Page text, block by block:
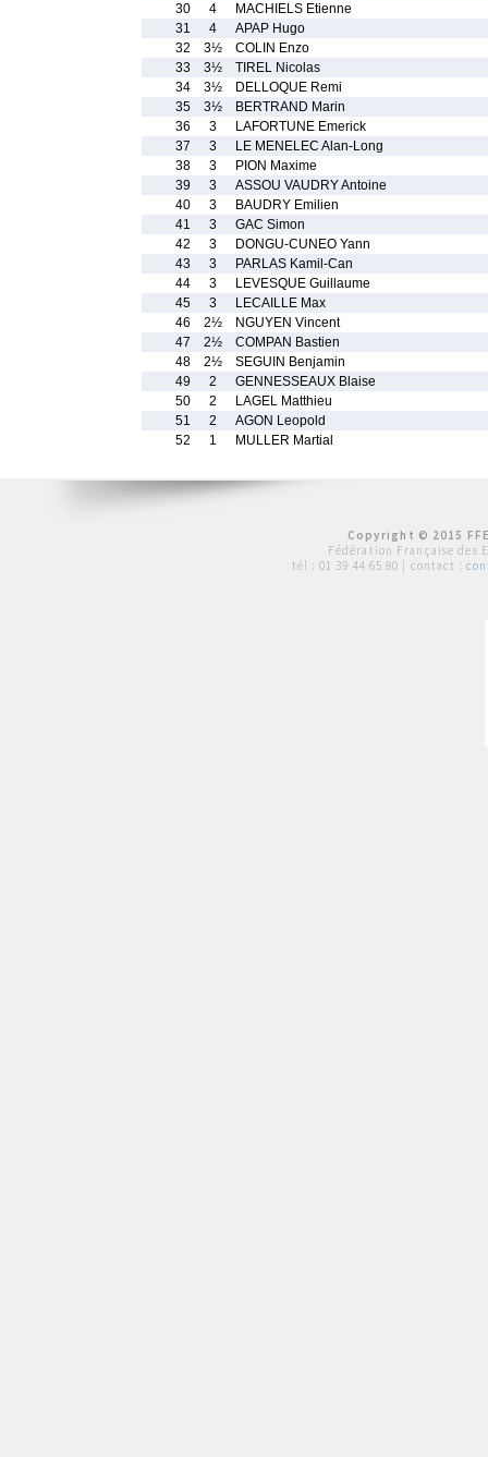
30
4
MACHIELS Etienne
31
4
APAP Hugo
32
3½
COLIN Enzo
33
3½
TIREL Nicolas
34
3½
DELLOQUE Remi
35
3½
BERTRAND Marin
36
3
LAFORTUNE Emerick
37
3
LE MENELEC Alan-Long
38
3
PION Maxime
39
3
ASSOU VAUDRY Antoine
40
3
BAUDRY Emilien
41
3
GAC Simon
42
3
DONGU-CUNEO Yann
43
3
PARLAS Kamil-Can
44
3
LEVESQUE Guillaume
45
3
LECAILLE Max
46
2½
NGUYEN Vincent
47
2½
COMPAN Bastien
48
2½
SEGUIN Benjamin
49
2
GENNESSEAUX Blaise
50
2
LAGEL Matthieu
51
2
AGON Leopold
52
1 MULLER Martial
Copyright © 2015
Fédération Française des
tél : 01 39 44 65 80 | contact :